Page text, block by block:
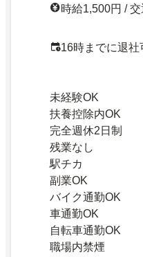
時給1,500円 /
16時までに退社
未経験OK
扶養控除内OK
完全週休2日制
残業なし
駅チカ
副業OK
バイク通勤OK
車通勤OK
自転車通勤OK
職場内禁煙